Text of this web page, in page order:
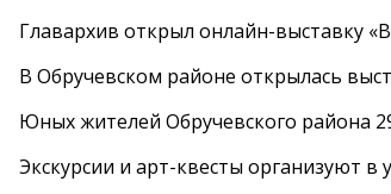
Главархив открыл онлайн-выставку
В Обручевском районе открылась
Юных жителей Обручевского района
Экскурсии и арт-квесты организуют